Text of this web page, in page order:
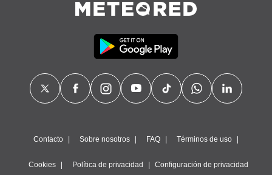
Contacto Sobre nosotros FAQ Términos de uso
Cookies Política de privacidad Configuración de privacidad